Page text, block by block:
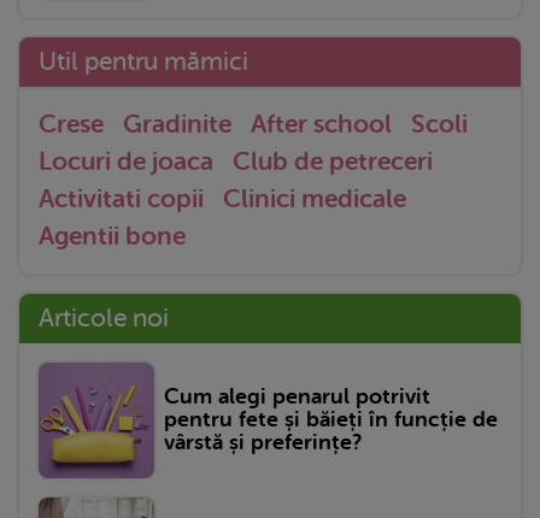
Util pentru mămici
Crese Gradinite After school
Scoli
Locuri de joaca
Club de petreceri
Activitati copii
Clinici medicale
Agentii bone
Articole noi
Cum alegi penarul potrivit
pentru fete și băieți în funcție de
vârstă și preferințe?